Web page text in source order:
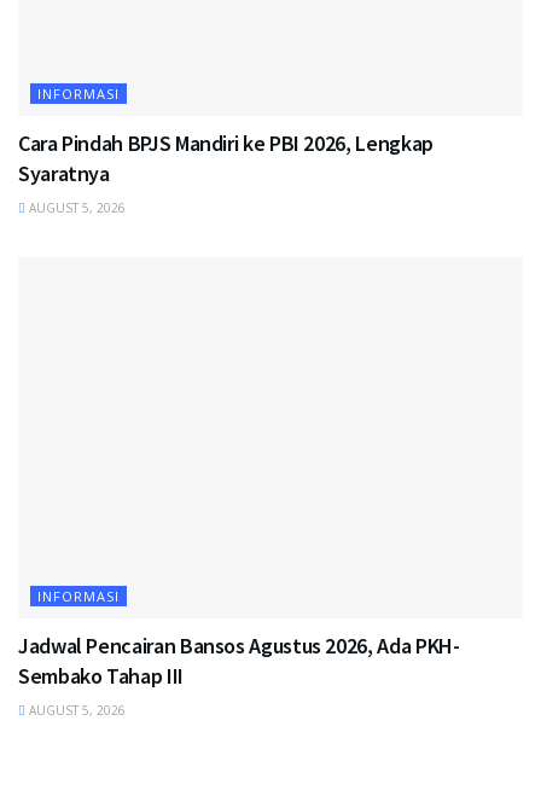
INFORMASI
Cara Pindah BPJS Mandiri ke PBI 2026, Lengkap
Syaratnya
AUGUST 5, 2026
INFORMASI
Jadwal Pencairan Bansos Agustus 2026, Ada PKH-
Sembako Tahap III
AUGUST 5, 2026